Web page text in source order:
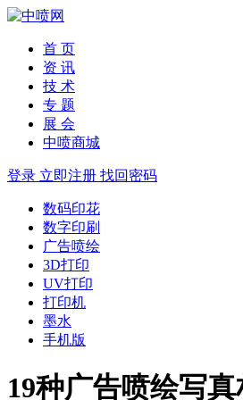
首 页
资 讯
技 术
专 题
展 会
中喷商城
登录 立即注册 找回密码
数码印花
数字印刷
广告喷绘
3D打印
UV打印
打印机
墨水
手机版
19种广告喷绘写